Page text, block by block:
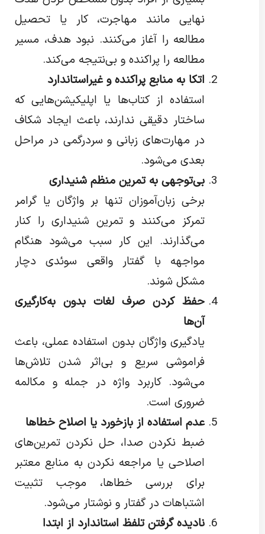
نهایی مانند مهاجرت، کار یا تحصیل
مطالعه را آغاز می‌کنند. نبود هدف، مسیر
مطالعه را پراکنده و بی‌نتیجه می‌کند.
اتکا به منابع پراکنده و غیراستاندارد
استفاده از کتاب‌ها یا اپلیکیشن‌هایی که
ساختار دقیقی ندارند، باعث ایجاد شکاف
در مهارت‌های زبانی و سردرگمی در مراحل
بعدی می‌شود.
بی‌توجهی به تمرین منظم شنیداری
برخی زبان‌آموزان تنها بر واژگان یا گرامر
تمرکز می‌کنند و تمرین شنیداری را کنار
می‌گذارند. این کار سبب می‌شود هنگام
مواجهه با گفتار واقعی سوئدی دچار
مشکل شوند.
حفظ کردن صرف لغات بدون به‌کارگیری
آن‌ها
یادگیری واژگان بدون استفاده عملی، باعث
فراموشی سریع و بی‌اثر شدن تلاش‌ها
می‌شود. کاربرد واژه در جمله و مکالمه
ضروری است.
عدم استفاده از بازخورد یا اصلاح خطاها
ضبط نکردن صدا، حل نکردن تمرین‌های
اصلاحی یا مراجعه نکردن به منابع معتبر
برای بررسی خطاها، موجب تثبیت
اشتباهات در گفتار و نوشتار می‌شود.
نادیده گرفتن تلفظ استاندارد از ابتدا